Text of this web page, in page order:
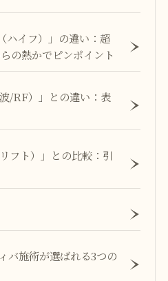
ハイフ）」の違い：超
の熱かでピンポイント
/RF）」との違い：表
フト）」との比較：引
バ施術が選ばれる3つの